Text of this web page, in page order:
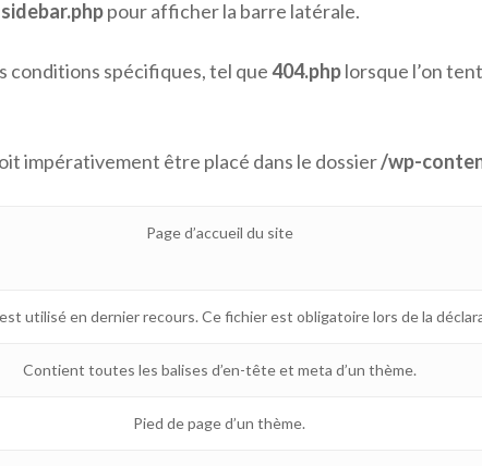
sidebar.phppour afficher la barre latérale.
conditions spécifiques, tel que404.phplorsque l’on
impérativement être placé dans le dossier/wp-
Page d’accueil du site
utilisé en dernier recours. Ce fichier est obligatoire lors de la
Contient toutes les balises d’en-tête et meta d’un thème.
Pied de page d’un thème.